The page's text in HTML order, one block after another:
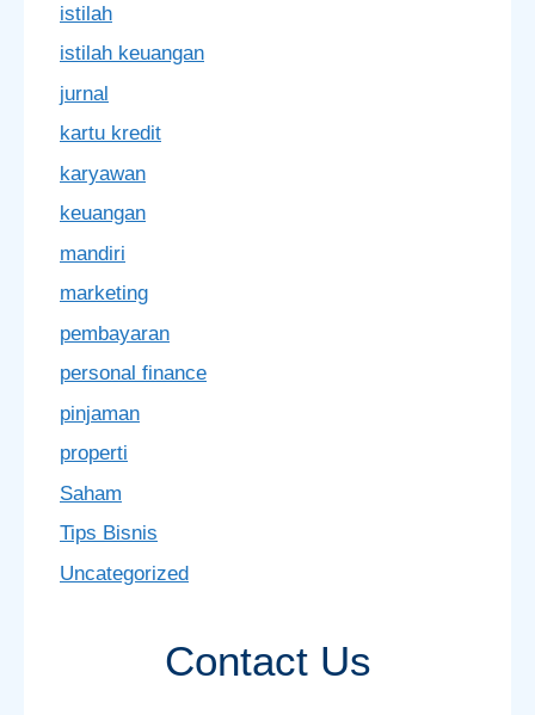
istilah
istilah keuangan
jurnal
kartu kredit
karyawan
keuangan
mandiri
marketing
pembayaran
personal finance
pinjaman
properti
Saham
Tips Bisnis
Uncategorized
Contact Us